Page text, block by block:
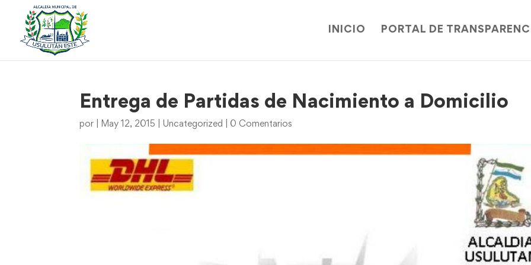
INICIO PORTAL DE
Entrega de Partidas de Nacimiento a Domicilio
por May 12, 2015 Uncategorized 0 Comentarios